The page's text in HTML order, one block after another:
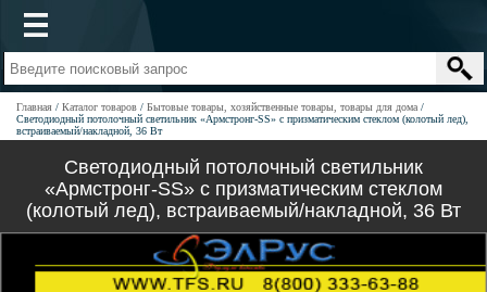
Главная Каталог товаров
Бытовые товары, хозяйственные товары, товары для дома
Светодиодный потолочный светильник «Армстронг-SS» с призматическим стеклом (колотый лед),
встраиваемый/накладной, 36 Вт
Светодиодный потолочный светильник
«Армстронг-SS» с призматическим стеклом
(колотый лед), встраиваемый/накладной, 36 Вт